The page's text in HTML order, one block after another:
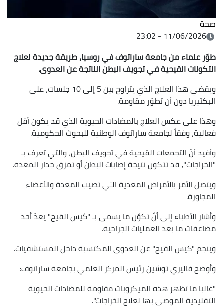
صحة
11/06/2026 - 23:02
طوّر علماء من جامعة ساراتوف في روسيا، طريقة جديدة لعلاج
التكونات القيحية في تجويف البطن الناتجة عن العدوى.
ويقضي هذا العلاج الذي يتراوح بين 5 إلى 10 جلسات، على
البكتيريا دون أن تطوّر مقاومة.
وهذا على عكس العلاج بالمضادات الحيوية الذي قد يكون أقل
فعالية، وفقاً لجامعة ساراتوف الوطنية للبحوث الحكومية.
وأفيد أنّ التجمعات القيحية في تجويف البطن، والتي تعرف بـ
"الخراجات"، قد تتكون نتيجة إصابات البطن أو تمزق جدار المعدة.
ويتصل الأمر بالأمراض المعدية التي تصيب المعدة والأعضاء
المجاورة.
وأشار الأطباء إلى أنّ تكوّن ما يسمى بـ "كيس القيح" يعدّ أحد
مضاعفات ما بعد العمليات الجراحية.
وينجم "كيس القيح" عن العدوى المكتسبة داخل المستشفيات.
وأوضح فاليري توشين رئيس المركز العلمي بجامعة ساراتوف:
"غالبا ما تظهر هذه الميكروبات مقاومة للمضادات الحيوية
التقليدية الموصى بها لعلاج الخراجات".